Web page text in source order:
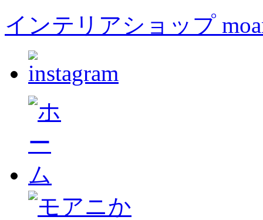
インテリアショップ